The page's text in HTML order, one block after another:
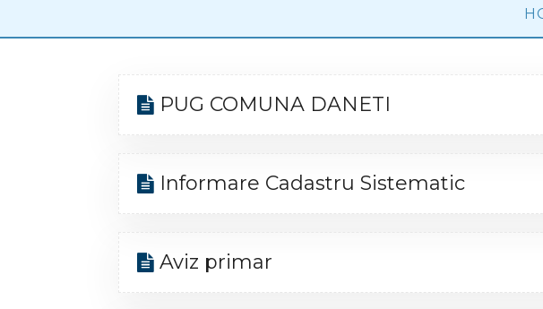
PUG COMUNA DANETI
Informare Cadastru Sistematic
Aviz primar